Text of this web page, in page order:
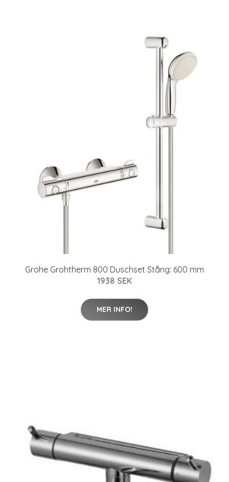
Grohe Grohtherm 800 Duschset Stång: 600 mm
1938 SEK
MER INFO!